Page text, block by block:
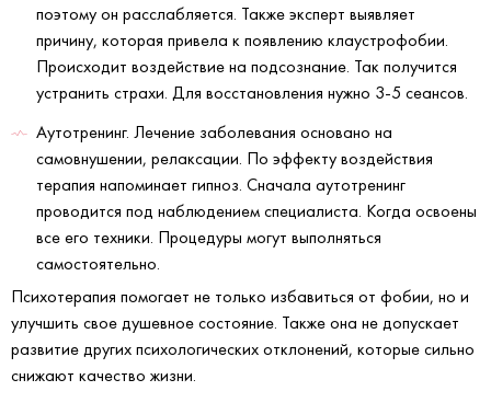
поэтому он расслабляется. Также эксперт выявляет
причину, которая привела к появлению клаустрофобии.
Происходит воздействие на подсознание. Так получится
устранить страхи. Для восстановления нужно 3-5 сеансов.
Аутотренинг. Лечение заболевания основано на
самовнушении, релаксации. По эффекту воздействия
терапия напоминает гипноз. Сначала аутотренинг
проводится под наблюдением специалиста. Когда освоены
все его техники. Процедуры могут выполняться
самостоятельно.
Психотерапия помогает не только избавиться от фобии, но и
улучшить свое душевное состояние. Также она не допускает
развитие других психологических отклонений, которые сильно
снижают качество жизни.